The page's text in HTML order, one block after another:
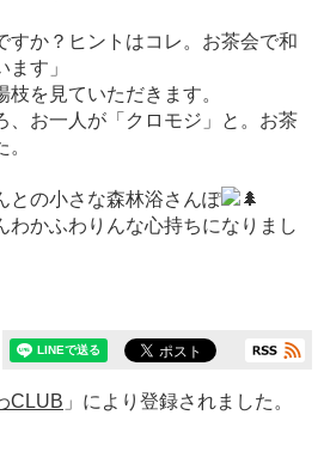
すか？ヒントはコレ。お茶会で和
す」
を見ていただきます。
、お一人が「クロモジ」と。お茶
との小さな森林浴さんぽ
わかふわりんな心持ちになりまし
CLUB 」により登録されました。